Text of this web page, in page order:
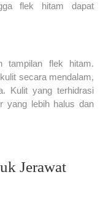
flek hitam dapat
tampilan flek hitam.
secara mendalam,
Kulit yang terhidrasi
yang lebih halus dan
Jerawat